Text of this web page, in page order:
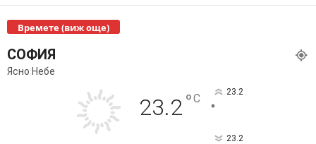
Времете (виж още)
СОФИЯ
Ясно Небе
23.2°C 23.2
°
23.2